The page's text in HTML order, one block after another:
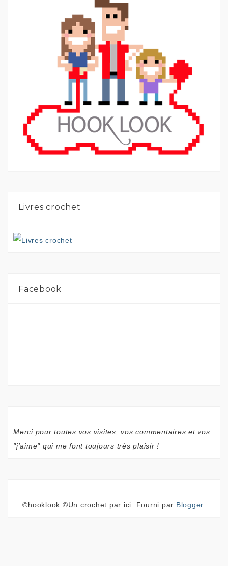
Livres crochet
Facebook
Merci pour toutes vos visites, vos commentaires et vos
"j'aime" qui me font toujours très plaisir !
©hooklook ©Un crochet par ici. Fourni par Blogger.